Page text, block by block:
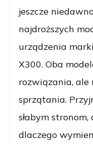
jeszcze
najdroższych
urządzenia
X300. Oba
rozwiązania, ale
sprzątania.
słabym
dlaczego